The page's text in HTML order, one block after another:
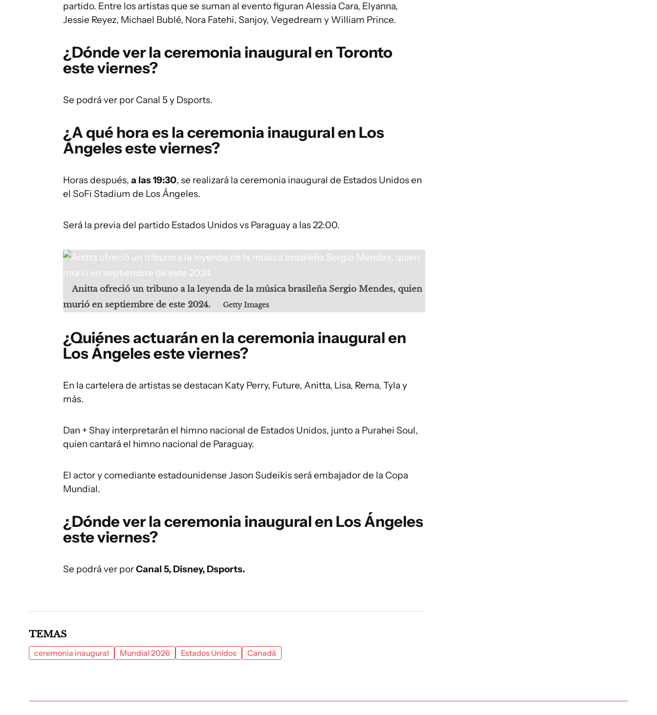
partido. Entre los artistas que se suman al evento figuran Alessia Cara, Elyanna,
Jessie Reyez, Michael Bublé, Nora Fatehi, Sanjoy, Vegedream y William Prince.
¿Dónde ver la ceremonia inaugural en Toronto
este viernes?
Se podrá ver por Canal 5 y Dsports.
¿A qué hora es la ceremonia inaugural en Los
Ángeles este viernes?
Horas después, a las 19:30, se realizará la ceremonia inaugural de Estados Unidos en
el SoFi Stadium de Los Ángeles.
Será la previa del partido Estados Unidos vs Paraguay a las 22:00.
Anitta ofreció un tribuno a la leyenda de la música brasileña Sergio Mendes, quien
murió en septiembre de este 2024.
Getty Images
¿Quiénes actuarán en la ceremonia inaugural en
Los Ángeles este viernes?
En la cartelera de artistas se destacan Katy Perry, Future, Anitta, Lisa, Rema, Tyla y
más.
Dan + Shay interpretarán el himno nacional de Estados Unidos, junto a Purahei Soul,
quien cantará el himno nacional de Paraguay.
El actor y comediante estadounidense Jason Sudeikis será embajador de la Copa
Mundial.
¿Dónde ver la ceremonia inaugural en Los Ángeles
este viernes?
Se podrá ver porCanal 5, Disney, Dsports.
TEMAS
ceremonia inaugural Mundial 2026 Estados Unidos Canadá